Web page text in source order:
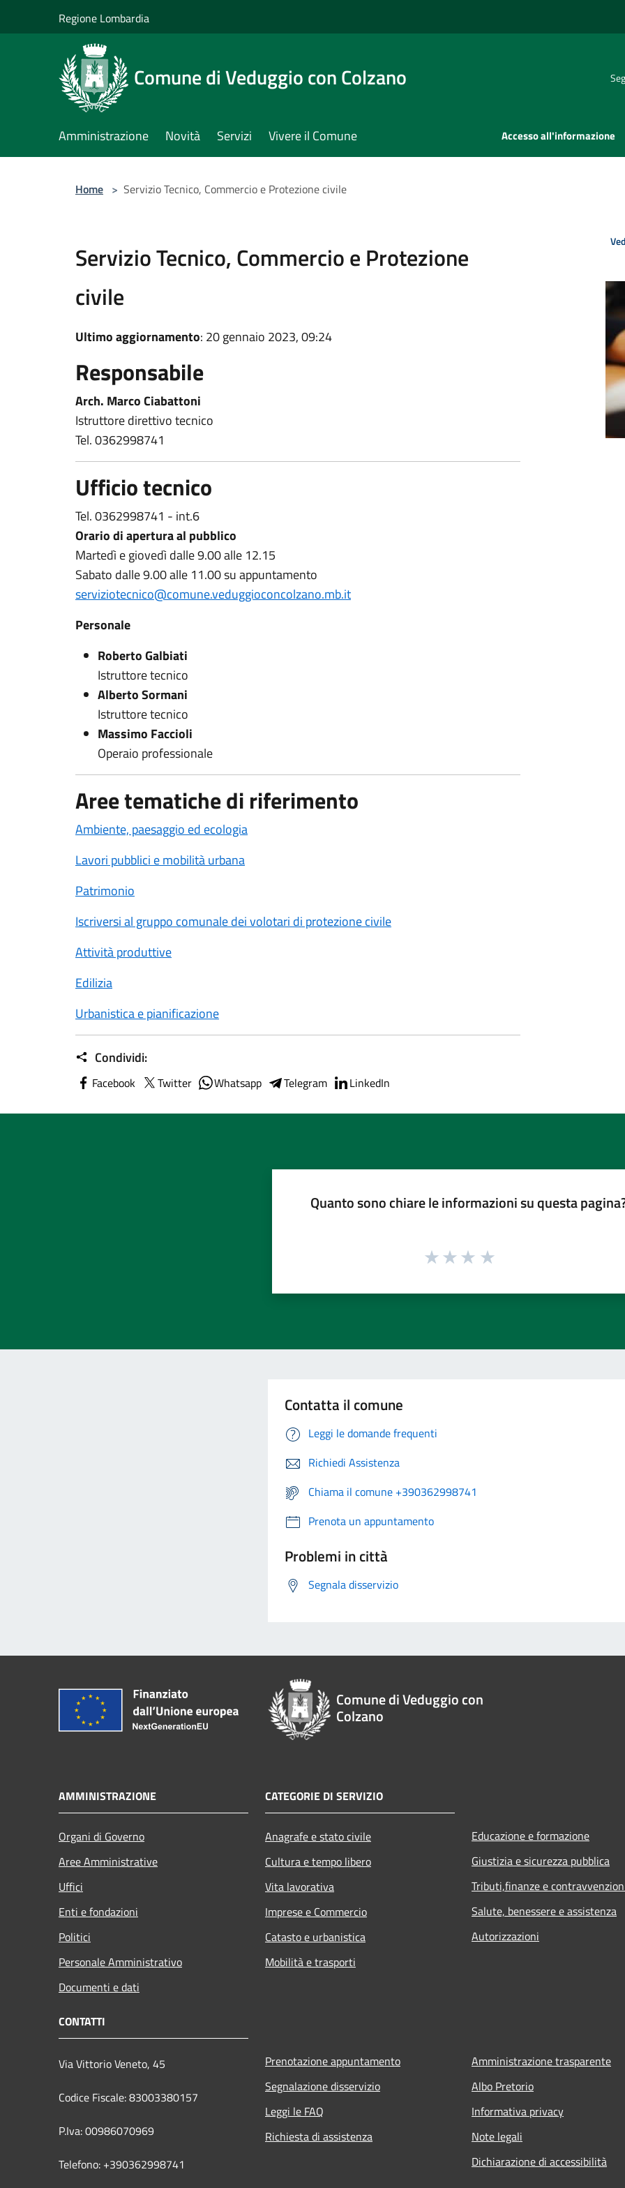
Regione Lombardia
Comune di Veduggio con Colzano
Amministrazione Novità Servizi Vivere il Comune Accesso all'informazione
Home > Servizio Tecnico, Commercio e Protezione civile
Servizio Tecnico, Commercio e Protezione
civile
Ultimo aggiornamento: 20 gennaio 2023, 09:24
Responsabile
Arch. Marco Ciabattoni
Istruttore direttivo tecnico
Tel. 0362998741
Ufficio tecnico
Tel. 0362998741 - int.6
Orario di apertura al pubblico
Martedì e giovedì dalle 9.00 alle 12.15
Sabato dalle 9.00 alle 11.00 su appuntamento
serviziotecnico@comune.veduggioconcolzano.mb.it
Personale
Roberto Galbiati
Istruttore tecnico
Alberto Sormani
Istruttore tecnico
Massimo Faccioli
Operaio professionale
Aree tematiche di riferimento
Ambiente, paesaggio ed ecologia
Lavori pubblici e mobilità urbana
Patrimonio
Iscriversi al gruppo comunale dei volotari di protezione civile
Attività produttive
Edilizia
Urbanistica e pianificazione
Condividi:
Facebook Twitter Whatsapp Telegram LinkedIn
Quanto sono chiare le informazioni su questa
Contatta il comune
Leggi le domande frequenti
Richiedi Assistenza
Chiama il comune +390362998741
Prenota un appuntamento
Problemi in città
Segnala disservizio
Comune di Veduggio con
Colzano
AMMINISTRAZIONE
Organi di Governo
Aree Amministrative
Uffici
Enti e fondazioni
Politici
Personale Amministrativo
Documenti e dati
CATEGORIE DI SERVIZIO
Anagrafe e stato civile
Cultura e tempo libero
Vita lavorativa
Imprese e Commercio
Catasto e urbanistica
Mobilità e trasporti
Educazione e formazione
Giustizia e sicurezza pubblica
Tributi,finanze e
Salute, benessere e assistenza
Autorizzazioni
CONTATTI
Via Vittorio Veneto, 45
Codice Fiscale: 83003380157
P.Iva: 00986070969
Telefono: +390362998741
Prenotazione appuntamento
Segnalazione disservizio
Leggi le FAQ
Richiesta di assistenza
Amministrazione trasparente
Albo Pretorio
Informativa privacy
Note legali
Dichiarazione di accessibilità